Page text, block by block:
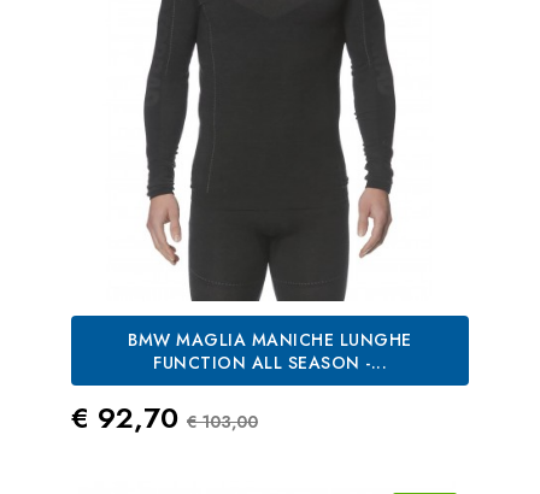
BMW MAGLIA MANICHE LUNGHE
FUNCTION ALL SEASON -...
Prezzo
€ 92,70 Prezzo Standard
€ 103,00